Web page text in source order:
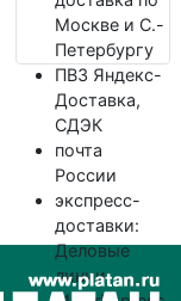
Москве и С.-
Петербургу
ПВЗ Яндекс-
Доставка,
СДЭК
почта
России
экспресс-
доставки:
Деловые
линии,